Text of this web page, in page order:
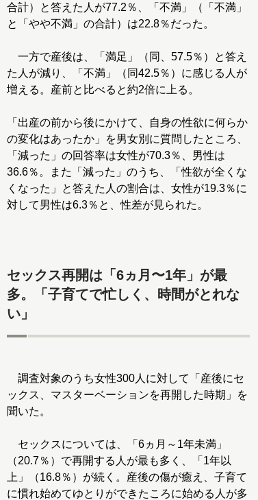
合計）と答えた人が77.2％、「不満」（「不満」
と「やや不満」の合計）は22.8％だった。
一方で産後は、「満足」（同、57.5％）と答え
た人が減り、「不満」（同42.5％）に感じる人が
増える。産前と比べると約2倍に上る。
「出産の前から後にかけて、自身の性欲に何らか
の変化はあったか」を男女別に質問したところ、
「減った」の回答率は女性が70.3％、男性は
36.6％。また「減った」のうち、「性欲が全くな
くなった」と答えた人の割合は、女性が19.3％に
対して男性は6.3％と、性差が見られた。
セックス再開は「6ヵ月〜1年」が最
多。「子育てで忙しく、時間がとれな
い」
調査対象のうち女性300人に対して「産後にセ
ックス、マスターベーションを再開した時期」を
聞いた。
セックスについては、「6ヵ月～1年未満」
（20.7％）で再開する人が最も多く、「1年以
上」（16.8％）が続く。産後の傷が癒え、子育て
に慣れ始めてゆとりができたころに始める人が多